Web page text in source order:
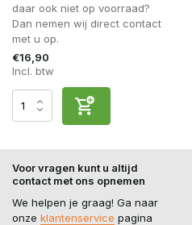
daar ook niet op voorraad?
Dan nemen wij direct contact
met u op.
€16,90
Incl. btw
Voor vragen kunt u altijd
contact met ons opnemen
We helpen je graag! Ga naar
onze klantenservice pagina